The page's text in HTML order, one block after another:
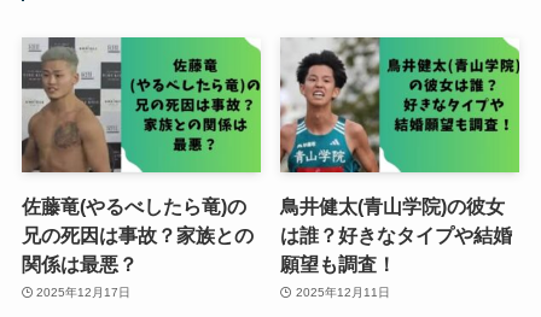
佐藤竜(やるべしたら竜)の
兄の死因は事故？家族との
関係は最悪？
2025年12月17日
鳥井健太(青山学院)の彼女
は誰？好きなタイプや結婚
願望も調査！
2025年12月11日